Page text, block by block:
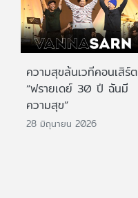
ความสุขล้นเวทีคอนเสิร์ต
“ฟรายเดย์ 30 ปี ฉันมี
ความสุข”
28 มิถุนายน 2026